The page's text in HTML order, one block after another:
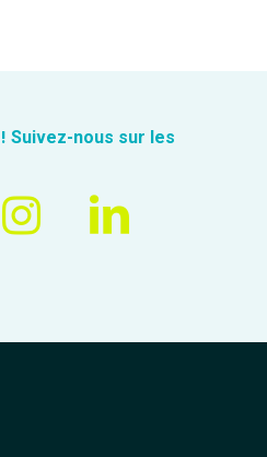
Suivez-nous sur les